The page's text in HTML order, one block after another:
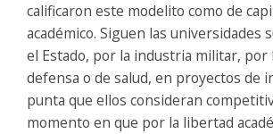
calificaron este modelito como de
académico. Siguen las universidades
el Estado, por la industria militar, por
defensa o de salud, en proyectos de
punta que ellos consideran
momento en que por la libertad